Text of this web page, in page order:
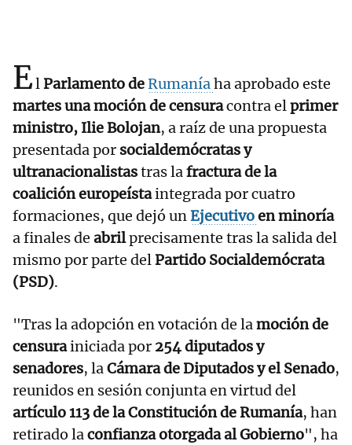
ElParlamento deRumaníaha aprobado este
martes una moción de censuracontra elprimer
ministro, Ilie Bolojan, a raíz de una propuesta
presentada por socialdemócratas y
ultranacionalistastras lafractura de la
coalición europeístaintegrada por cuatro
formaciones, que dejó unEjecutivoen minoría
a finales de abrilprecisamente tras la salida del
mismo por parte delPartido Socialdemócrata
(PSD).
"Tras la adopción en votación de lamoción de
censurainiciada por 254 diputados y
senadores, laCámara de Diputados y el Senado,
reunidos en sesión conjunta en virtud del
artículo 113 de la Constitución de Rumanía, han
retirado laconfianza otorgada al Gobierno", ha